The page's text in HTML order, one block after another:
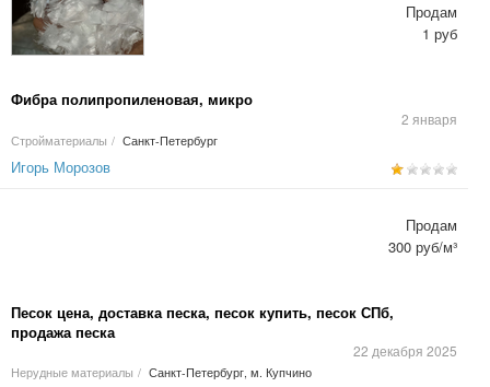
Фибра полипропиленовая, микро
2 января
Стройматериалы / Санкт-Петербург
Продам
1 руб
Игорь Морозов
Песок цена, доставка песка, песок купить, песок СПб,
продажа песка
22 декабря 2025
Нерудные материалы / Санкт-Петербург, м. Купчино
Продам
300 руб/м³